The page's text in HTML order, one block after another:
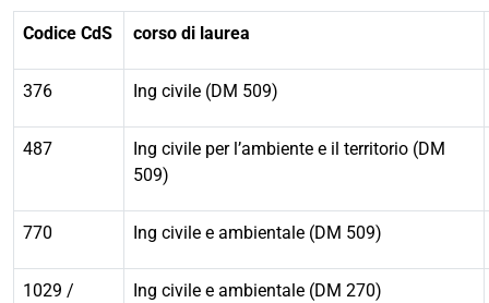
Codice CdS corso di laurea
376 Ing civile (DM 509)
487
Ing civile per l’ambiente e il territorio (DM
509)
770 Ing civile e ambientale (DM 509)
1029 /
Ing civile e ambientale (DM 270)